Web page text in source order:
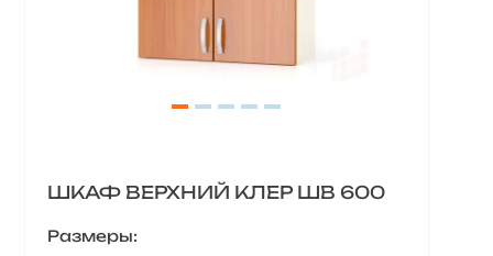
ШКАФ ВЕРХНИЙ КЛЕР ШВ 600
Размеры: